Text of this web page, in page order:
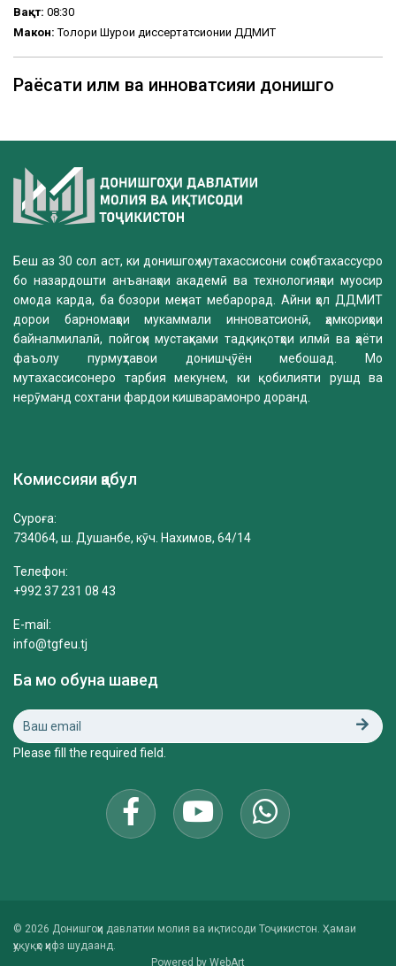
Вақт: 08:30
Макон: Толори Шурои диссертатсионии ДДМИТ
Раёсати илм ва инноватсияи донишгоҳ
Беш аз 30 сол аст, ки донишгоҳ мутахассисони соҳибтахассусро
бо назардошти анъанаҳои академӣ ва технологияҳои муосир
омода карда, ба бозори меҳнат мебарорад. Айни ҳол ДДМИТ
дорои барномаҳои мукаммали инноватсионӣ, ҳамкориҳои
байналмилалӣ, пойгоҳи мустаҳками тадқиқотҳои илмӣ ва ҳаёти
фаъолу пурмуҳтавои донишҷӯён мебошад. Мо
мутахассисонеро тарбия мекунем, ки қобилияти рушд ва
нерӯманд сохтани фардои кишварамонро доранд.
Комиссияи қабул
Суроға:
734064, ш. Душанбе, кӯч. Нахимов, 64/14
Телефон:
+992 37 231 08 43
E-mail:
info@tgfeu.tj
Ба мо обуна шавед
Please fill the required field.
© 2026 Донишгоҳи давлатии молия ва иқтисоди Тоҷикистон. Ҳамаи
ҳуқуқҳо ҳифз шудаанд.
Powered by WebArt